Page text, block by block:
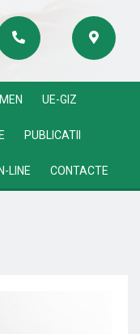
UE-GIZ
PUBLICATII
LINE CONTACTE